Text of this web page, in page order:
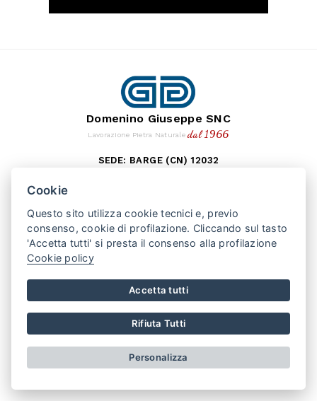
Domenino Giuseppe SNC
Lavorazione Pietra Naturaledal 1966
SEDE: BARGE (CN) 12032
PUNTO VENDITA: SAN SECONDO (TO) 10060
VIA VALPELLICE, 100
TEL. +39 0121 500508
AREA RISERVATAPRIVACY POLICYCOOKIE POLICY
CONDIZIONI DI VENDITA
Realizzato daLeonardo Web
Cookie
Questo sito utilizza cookie tecnici e, previo
consenso, cookie di profilazione. Cliccando sul tasto
'Accetta tutti' si presta il consenso alla profilazione
Cookie policy
Accetta tutti
Rifiuta Tutti
Personalizza